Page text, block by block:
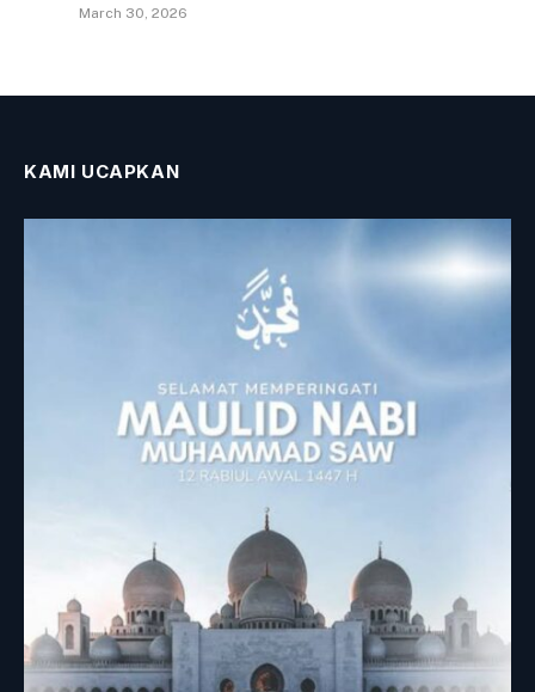
March 30, 2026
KAMI UCAPKAN